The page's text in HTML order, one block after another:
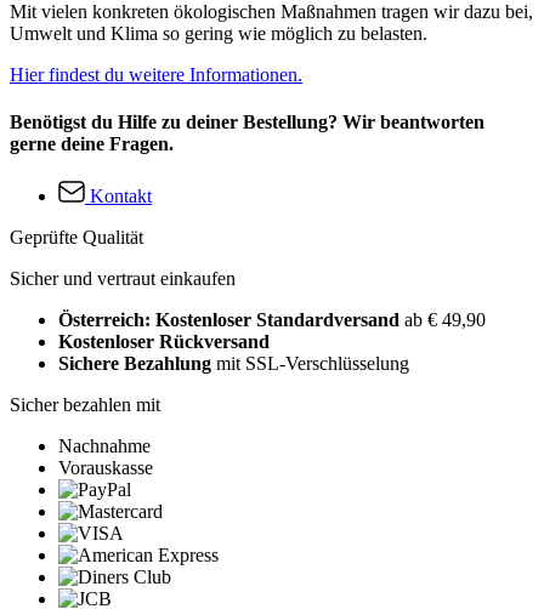
Mit vielen konkreten ökologischen Maßnahmen tragen wir dazu bei,
Umwelt und Klima so gering wie möglich zu belasten.
Hier findest du weitere Informationen.
Benötigst du Hilfe zu deiner Bestellung? Wir beantworten
gerne deine Fragen.
Kontakt
Geprüfte Qualität
Sicher und vertraut einkaufen
Österreich: Kostenloser Standardversand ab € 49,90
Kostenloser Rückversand
Sichere Bezahlung mit SSL-Verschlüsselung
Sicher bezahlen mit
Nachnahme
Vorauskasse